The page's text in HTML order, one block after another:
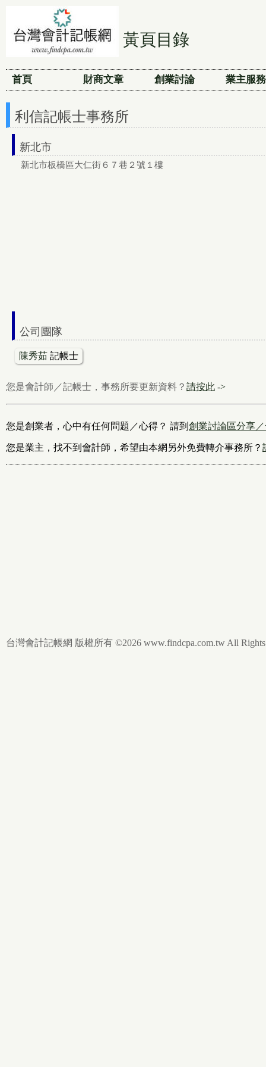
黃頁目錄
首頁 財商文章 創業討論 業主服務
利信記帳士事務所
新北市
新北市板橋區大仁街６７巷２號１樓
公司團隊
陳秀茹 記帳士
您是會計師／記帳士，事務所要更新資料？ 請按此 ->
您是創業者，心中有任何問題／心得？ 請到 創業討論區分享
您是業主，找不到會計師，希望由本網另外免費轉介事務所？
台灣會計記帳網 版權所有 ©2026 www.findcpa.com.tw All Rights